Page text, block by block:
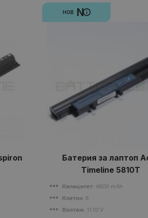
НОВ N
Батерия за лаптоп
Timeline 5810T
Капацитет: 4600 mAh
Клетки: 6
Волтаж: 11.10 V